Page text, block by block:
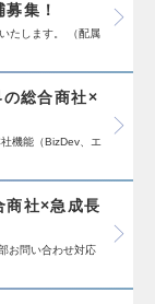
集！
たします。 （配属
の総合商社×
機能（BizDev、エ
商社×急成長
お問い合わせ対応